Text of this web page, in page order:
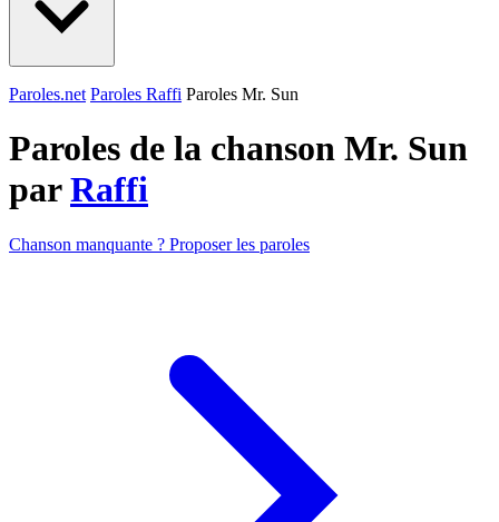
Paroles.net Paroles Raffi Paroles Mr. Sun
Paroles de la chanson Mr. Sun
parRaffi
Chanson manquante ? Proposer les paroles